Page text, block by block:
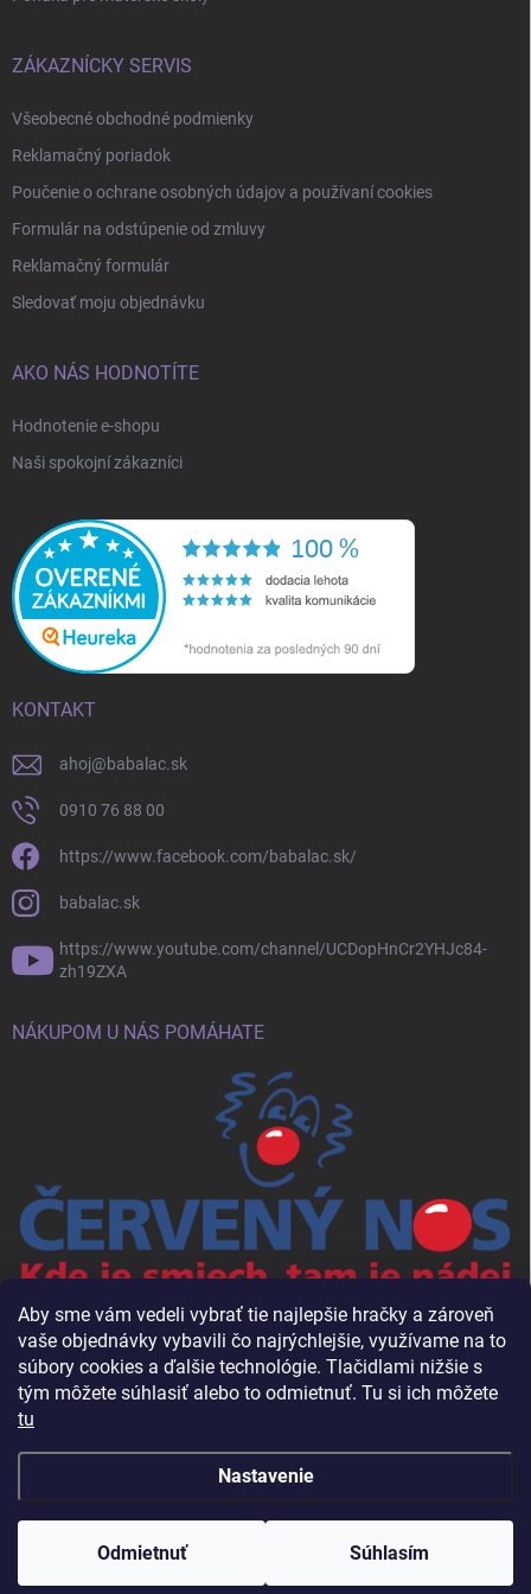
Aby sme vám vedeli vybrať tie najlepšie hračky a zároveň
vaše objednávky vybavili čo najrýchlejšie, využívame na to
súbory cookies a ďalšie technológie. Tlačidlami nižšie s
tým môžete súhlasiť alebo to odmietnuť. Tu si ich môžete
tu
Nastavenie
Odmietnuť Súhlasím
ZÁKAZNÍCKY SERVIS
Všeobecné obchodné podmienky
Reklamačný poriadok
Poučenie o ochrane osobných údajov a používaní cookies
Formulár na odstúpenie od zmluvy
Reklamačný formulár
Sledovať moju objednávku
AKO NÁS HODNOTÍTE
Hodnotenie e-shopu
Naši spokojní zákazníci
KONTAKT
ahoj@babalac.sk
0910 76 88 00
https://www.facebook.com/babalac.sk/
babalac.sk
https://www.youtube.com/channel/UCDopHnCr2YHJc84-
zh19ZXA
NÁKUPOM U NÁS POMÁHATE
Vytvoril Shoptet
Copyright 2026 . Všetky práva vyhradené.